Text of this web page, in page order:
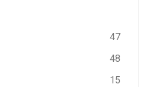
47
48
15